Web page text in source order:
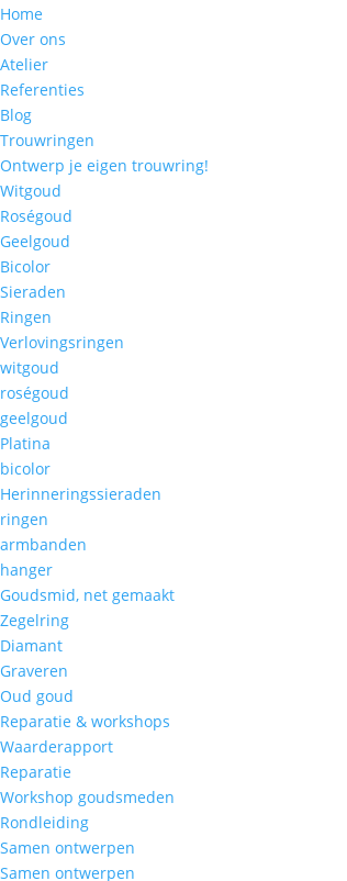
Home
Over ons
Atelier
Referenties
Blog
Trouwringen
Ontwerp je eigen trouwring!
Witgoud
Roségoud
Geelgoud
Bicolor
Sieraden
Ringen
Verlovingsringen
witgoud
roségoud
geelgoud
Platina
bicolor
Herinneringssieraden
ringen
armbanden
hanger
Goudsmid, net gemaakt
Zegelring
Diamant
Graveren
Oud goud
Reparatie & workshops
Waarderapport
Reparatie
Workshop goudsmeden
Rondleiding
Samen ontwerpen
Samen ontwerpen